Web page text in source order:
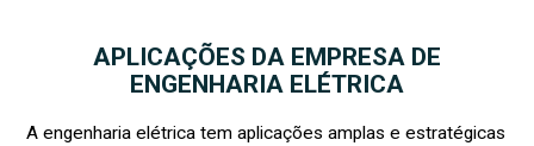
APLICAÇÕES DA EMPRESA DE
ENGENHARIA ELÉTRICA
A engenharia elétrica tem aplicações amplas e estratégicas